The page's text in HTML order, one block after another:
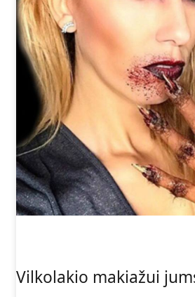
Vilkolakio makiažui